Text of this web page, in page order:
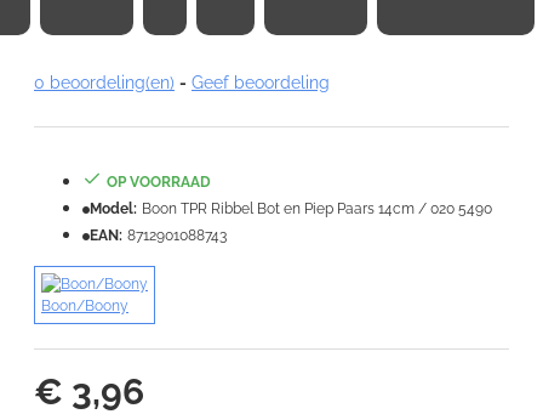
Note:HTML-code wordt niet vertaald!
Slecht
0 beoordeling(en) - Geef beoordeling
€ 3,96
OP VOORRAAD
Model: Boon TPR Ribbel Bot en Piep Paars 14cm / 020 5490
EAN: 8712901088743
Boon/Boony